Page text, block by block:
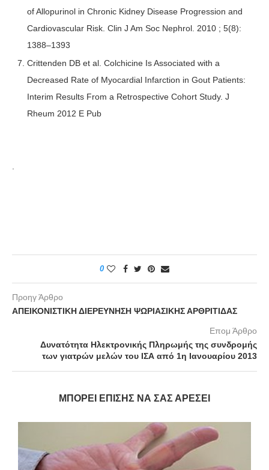
of Allopurinol in Chronic Kidney Disease Progression and
Cardiovascular Risk. Clin J Am Soc Nephrol. 2010 ; 5(8):
1388–1393
Crittenden DB et al. Colchicine Is Associated with a
Decreased Rate of Myocardial Infarction in Gout Patients:
Interim Results From a Retrospective Cohort Study. J
Rheum 2012 E Pub
.
0
Προηγ Άρθρο
ΑΠΕΙΚΟΝΙΣΤΙΚΗ ΔΙΕΡΕΥΝΗΣΗ ΨΩΡΙΑΣΙΚΗΣ ΑΡΘΡΙΤΙΔΑΣ
Επομ Άρθρο
Δυνατότητα Ηλεκτρονικής Πληρωμής της συνδρομής
των γιατρών μελών του ΙΣΑ από 1η Ιανουαρίου 2013
ΜΠΟΡΕΊ ΕΠΊΣΗΣ ΝΑ ΣΑΣ ΑΡΈΣΕΙ